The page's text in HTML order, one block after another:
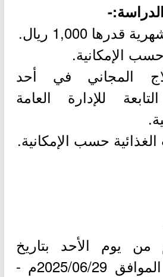
1,000 ريال.
الإمكانية.
المجاني في أحد
للإدارة العامة
حسب الإمكانية.
من يوم الأحد بتاريخ
1447/01/04هـ الموافق 2025/06/29م -